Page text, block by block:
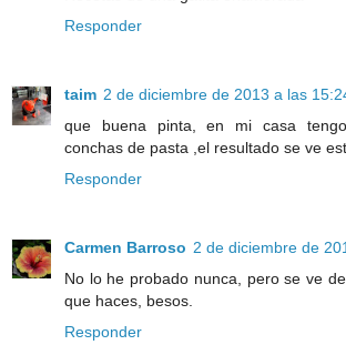
Responder
taim 2 de diciembre de 2013 a las
que buena pinta, en mi casa
conchas de pasta ,el resultado se ve
Responder
Carmen Barroso 2 de diciembre de
No lo he probado nunca, pero se ve
que haces, besos.
Responder